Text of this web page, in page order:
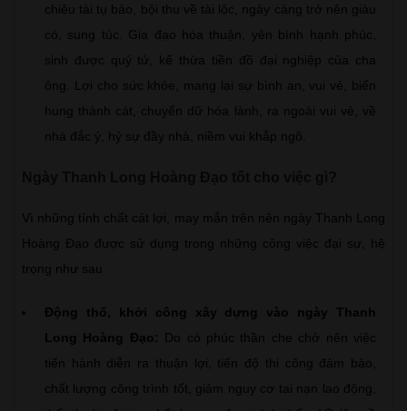
chiêu tài tụ bảo, bội thu về tài lộc, ngày càng trở nên giàu
có, sung túc. Gia đạo hòa thuận, yên bình hạnh phúc,
sinh được quý tử, kế thừa tiền đồ đại nghiệp của cha
ông. Lợi cho sức khỏe, mang lại sự bình an, vui vẻ, biến
hung thành cát, chuyển dữ hóa lành, ra ngoài vui vẻ, về
nhà đắc ý, hỷ sự đầy nhà, niềm vui khắp ngõ.
Vì những tính chất cát lợi, may mắn trên nên ngày Thanh Long
Hoàng Đạo được sử dụng trong những công việc đại sự, hệ
trọng như sau
Động thổ, khởi công xây dựng vào ngày Thanh
Long Hoàng Đạo:
Do có phúc thần che chở nên việc
tiến hành diễn ra thuận lợi, tiến độ thi công đảm bảo,
chất lượng công trình tốt, giảm nguy cơ tai nạn lao động,